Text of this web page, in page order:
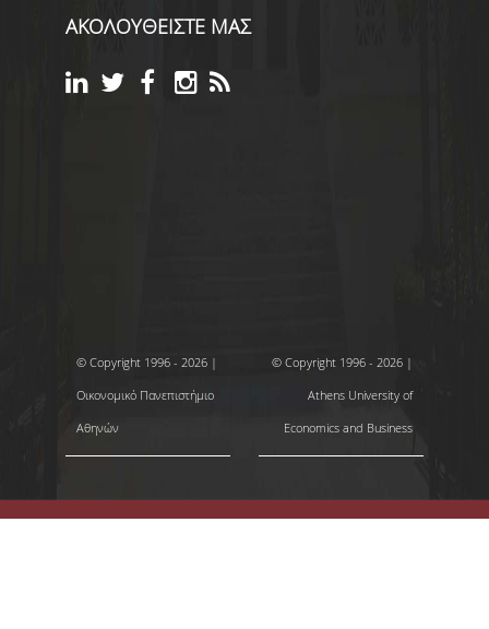
ΑΚΟΛΟΥΘΕΙΣΤΕ ΜΑΣ
© Copyright 1996 - 2026 |
Οικονομικό Πανεπιστήμιο
Αθηνών
© Copyright 1996 - 2026 |
Athens University of
Economics and Business